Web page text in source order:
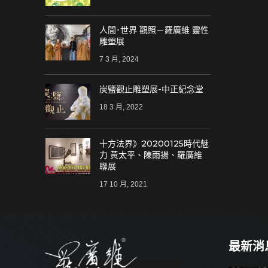
人間･世界 觀照－羅廣維 靈性
雕塑展
7 3 月, 2024
炭鹽觀止雕塑展-中正紀念堂
18 3 月, 2022
十方法界》20200125時代魅
力 黃太平、陳雨揚、羅廣維
聯展
17 10 月, 2021
最新消